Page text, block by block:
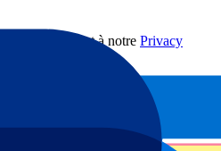
conformément à notre Privacy
!